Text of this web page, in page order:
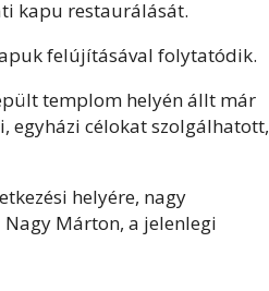
kapu restaurálását.
felújításával folytatódik.
templom helyén állt már
egyházi célokat szolgálhatott,
helyére, nagy
Nagy Márton, a jelenlegi